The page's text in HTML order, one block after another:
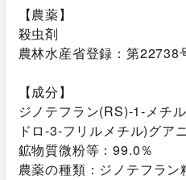
【農薬】
殺虫剤
農林水産省登録：第22738
【成分】
ジノテフラン(RS)-1-メチ
ドロ-3-フリルメチル)グア
鉱物質微粉等：99.0％
農薬の種類：ジノテフラン